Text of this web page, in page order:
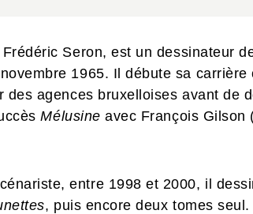
Seron, est un dessinateur
1965. Il débute sa carrière
des agences bruxelloises avant de
Mélusineavec François Gilson
entre 1998 et 2000, il
, puis encore deux tomes seul.